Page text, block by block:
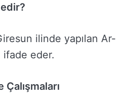
ilinde yapılan Ar-
ifade eder.
Çalışmaları